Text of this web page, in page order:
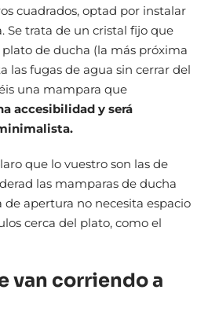
cuadrados, optad por instalar
Se trata de un cristal fijo que
de ducha (la más próxima
las fugas de agua sin cerrar del
una mampara que
accesibilidad y será
que lo vuestro son las de
las mamparas de ducha
de apertura no necesita espacio
cerca del plato, como el
van corriendo a